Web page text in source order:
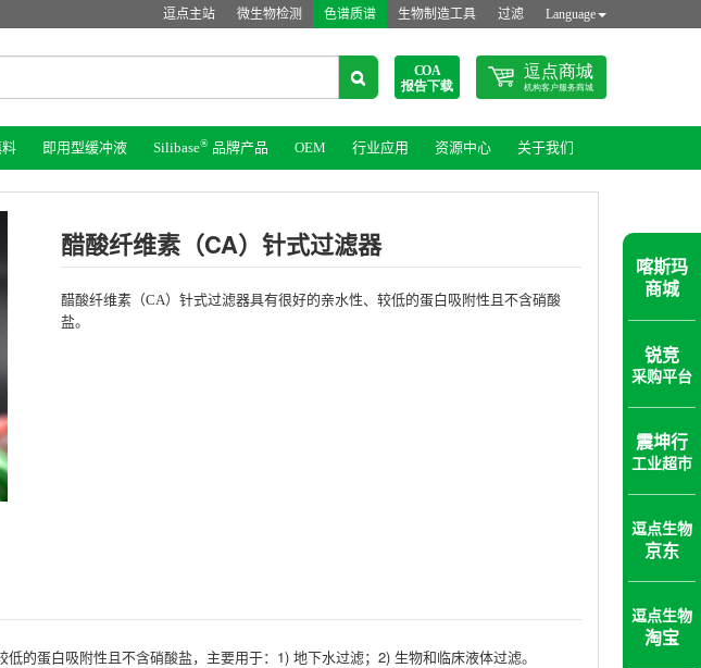
逗点主站 微生物检测 色谱质谱 生物制造工具 过滤 Language
即用型缓冲液 Silibase® 品牌产品 OEM 行业应用 资源中心 关于我们
醋酸纤维素（CA）针式过滤器
醋酸纤维素（CA）针式过滤器具有很好的亲水性、较低的蛋白吸附性且不含硝酸
盐。
的蛋白吸附性且不含硝酸盐，主要用于：1) 地下水过滤；2) 生物和临床液体过滤。
喀斯玛
商城
锐竞
采购平台
震坤行
工业超市
逗点生物
京东
逗点生物
淘宝